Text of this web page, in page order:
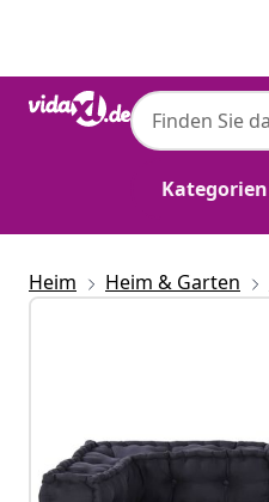
Kategorien
Heim Heim & Garten